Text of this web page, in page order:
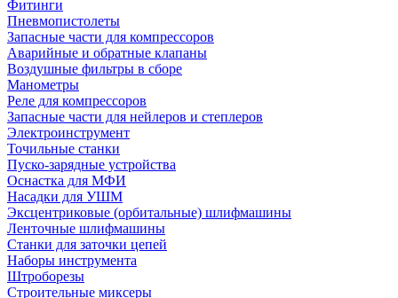
Фитинги
Пневмопистолеты
Запасные части для компрессоров
Аварийные и обратные клапаны
Воздушные фильтры в сборе
Манометры
Реле для компрессоров
Запасные части для нейлеров и степлеров
Электроинструмент
Точильные станки
Пуско-зарядные устройства
Оснастка для МФИ
Насадки для УШМ
Эксцентриковые (орбитальные) шлифмашины
Ленточные шлифмашины
Станки для заточки цепей
Наборы инструмента
Штроборезы
Строительные миксеры